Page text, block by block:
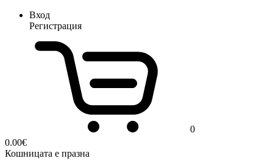
Вход
Регистрация
0
0.00€
Кошницата е празна